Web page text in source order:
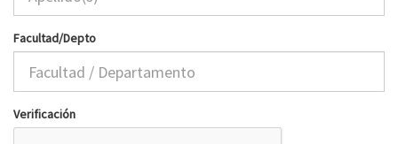
Facultad/Depto
Verificación